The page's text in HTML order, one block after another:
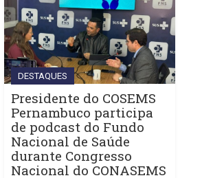
DESTAQUES
Presidente do COSEMS
Pernambuco participa
de podcast do Fundo
Nacional de Saúde
durante Congresso
Nacional do CONASEMS